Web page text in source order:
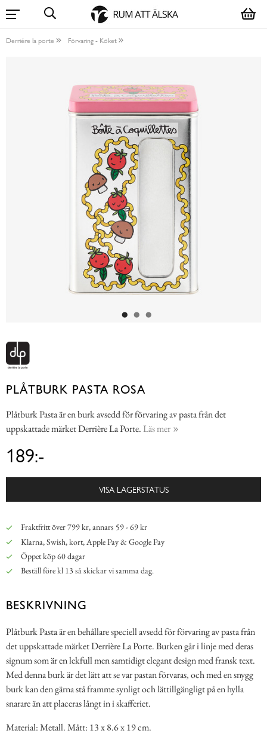
Derriére la porte Förvaring - Köket
PLÅTBURK PASTA ROSA
Plåtburk Pasta är en burk avsedd för förvaring av pasta från det
uppskattade märket Derrière La Porte. Läs mer
189:-
VISA LAGERSTATUS
Fraktfritt över 799 kr, annars 59 - 69 kr
Klarna, Swish, kort, Apple Pay & Google Pay
Öppet köp 60 dagar
Beställ före kl 13 så skickar vi samma dag.
BESKRIVNING
Plåtburk Pasta är en behållare speciell avsedd för förvaring av pasta från
det uppskattade märket Derrière La Porte. Burken går i linje med deras
signum som är en lekfull men samtidigt elegant design med fransk text.
Med denna burk är det lätt att se var pastan förvaras, och med en snygg
burk kan den gärna stå framme synligt och lättillgängligt på en hylla
snarare än att placeras långt in i skafferiet.
Material: Metall. Mått: 13 x 8.6 x 19 cm.